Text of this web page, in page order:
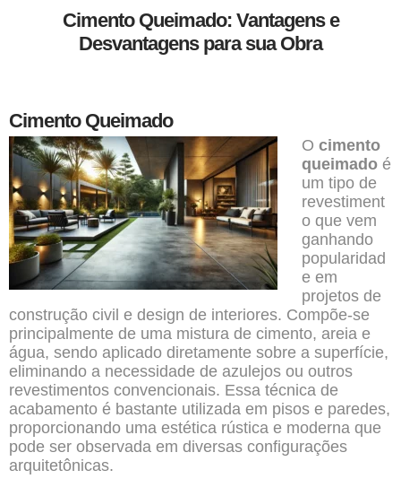
Cimento Queimado: Vantagens e
Desvantagens para sua Obra
Cimento Queimado
O cimento
queimado é
um tipo de
revestiment
o que vem
ganhando
popularidad
e em
projetos de
construção civil e design de interiores. Compõe-se
principalmente de uma mistura de cimento, areia e
água, sendo aplicado diretamente sobre a superfície,
eliminando a necessidade de azulejos ou outros
revestimentos convencionais. Essa técnica de
acabamento é bastante utilizada em pisos e paredes,
proporcionando uma estética rústica e moderna que
pode ser observada em diversas configurações
arquitetônicas.